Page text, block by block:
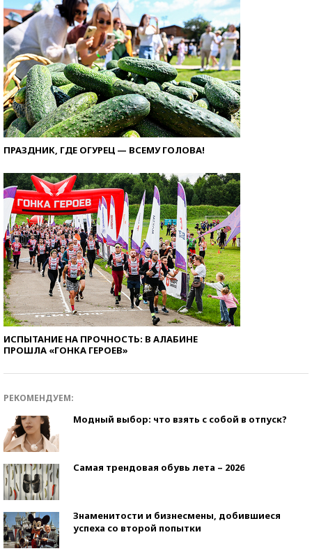
ПРАЗДНИК, ГДЕ ОГУРЕЦ — ВСЕМУ ГОЛОВА!
ИСПЫТАНИЕ НА ПРОЧНОСТЬ: В АЛАБИНЕ
ПРОШЛА «ГОНКА ГЕРОЕВ»
РЕКОМЕНДУЕМ:
Модный выбор: что взять с собой в отпуск?
Самая трендовая обувь лета – 2026
Знаменитости и бизнесмены, добившиеся
успеха со второй попытки